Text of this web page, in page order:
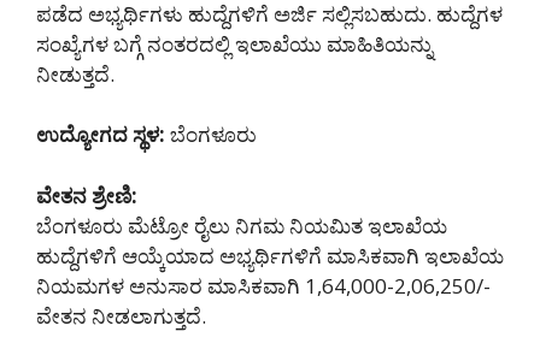
ಪಡೆದ ಅಭ್ಯರ್ಥಿಗಳು ಹುದ್ದೆಗಳಿಗೆ ಅರ್ಜಿ ಸಲ್ಲಿಸಬಹುದು. ಹುದ್ದೆಗಳ
ಸಂಖ್ಯೆಗಳ ಬಗ್ಗೆ ನಂತರದಲ್ಲಿ ಇಲಾಖೆಯು ಮಾಹಿತಿಯನ್ನು
ನೀಡುತ್ತದೆ.
ಉದ್ಯೋಗದ ಸ್ಥಳ: ಬೆಂಗಳೂರು
ವೇತನ ಶ್ರೇಣಿ:
ಬೆಂಗಳೂರು ಮೆಟ್ರೋ ರೈಲು ನಿಗಮ ನಿಯಮಿತ ಇಲಾಖೆಯ
ಹುದ್ದೆಗಳಿಗೆ ಆಯ್ಕೆಯಾದ ಅಭ್ಯರ್ಥಿಗಳಿಗೆ ಮಾಸಿಕವಾಗಿ ಇಲಾಖೆಯ
ನಿಯಮಗಳ ಅನುಸಾರ ಮಾಸಿಕವಾಗಿ 1,64,000-2,06,250/-
ವೇತನ ನೀಡಲಾಗುತ್ತದೆ.